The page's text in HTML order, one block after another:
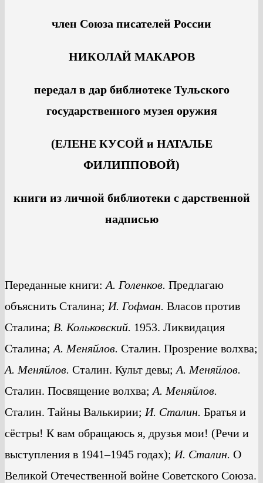
член Союза писателей России
НИКОЛАЙ МАКАРОВ
передал в дар библиотеке Тульского
государственного музея оружия
(ЕЛЕНЕ КУСОЙ и НАТАЛЬЕ
ФИЛИППОВОЙ)
книги из личной библиотеки с дарственной
надписью
Переданные книги:А. Голенков. Предлагаю
объяснить Сталина; И. Гофман. Власов против
Сталина; В. Кольковский. 1953. Ликвидация
Сталина;А. Меняйлов. Сталин. Прозрение волхва;
А. Меняйлов. Сталин. Культ девы;А. Меняйлов.
Сталин. Посвящение волхва;А. Меняйлов.
Сталин. Тайны Валькирии; И. Сталин. Братья и
сёстры! К вам обращаюсь я, друзья мои! (Речи и
выступления в 1941–1945 годах); И. Сталин. О
Великой Отечественной войне Советского Союза.